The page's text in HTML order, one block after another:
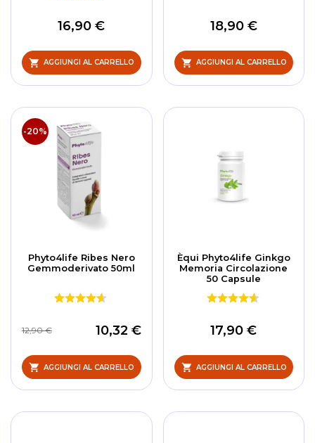
16,90 €
AGGIUNGI AL CARRELLO
18,90 €
AGGIUNGI AL CARRELLO
-20%
Phyto4life Ribes Nero
Gemmoderivato 50ml
10,32 €
12,90 €
AGGIUNGI AL CARRELLO
Èqui Phyto4life Ginkgo
Memoria Circolazione
50 Capsule
17,90 €
AGGIUNGI AL CARRELLO